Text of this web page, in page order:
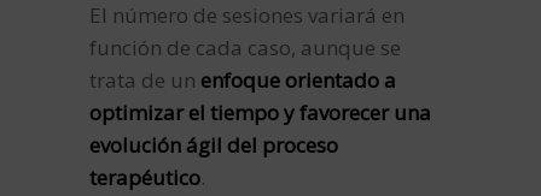
El número de sesiones variará en
función de cada caso, aunque se
trata de un enfoque orientado a
optimizar el tiempo y favorecer una
evolución ágil del proceso
terapéutico.